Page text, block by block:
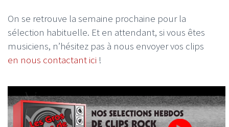
On se retrouve la semaine prochaine pour la
sélection habituelle. Et en attendant, si vous êtes
musiciens, n’hésitez pas à nous envoyer vos clips
en nous contactant ici !